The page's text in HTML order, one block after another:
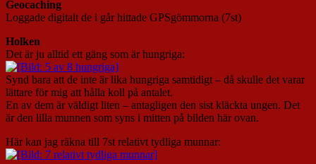
Geocaching
Loggade digitalt de i går hittade GPSgömmorna (7st)
Holken
Det är ju alltid ett gäng som är hungriga:
Synd bara att de inte är lika hungriga samtidigt – då skulle det varar
lättare för mig att hålla koll på antalet.
En av dem är väldigt liten – antagligen den sist kläckta ungen. Det
är den lilla munnen som syns i mitten på bilden här ovan.
Här kan jag räkna till 7st relativt tydliga munnar: